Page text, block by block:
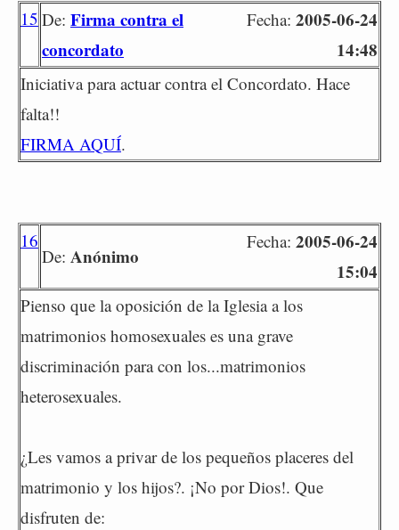
15 De: Firma contra el
concordato
Fecha: 2005-06-24
14:48
Iniciativa para actuar contra el Concordato. Hace
falta!!
FIRMA AQUÍ.
16
De: Anónimo
Fecha: 2005-06-24
15:04
Pienso que la oposición de la Iglesia a los
matrimonios homosexuales es una grave
discriminación para con los...matrimonios
heterosexuales.
¿Les vamos a privar de los pequeños placeres del
matrimonio y los hijos?. ¡No por Dios!. Que
disfruten de: